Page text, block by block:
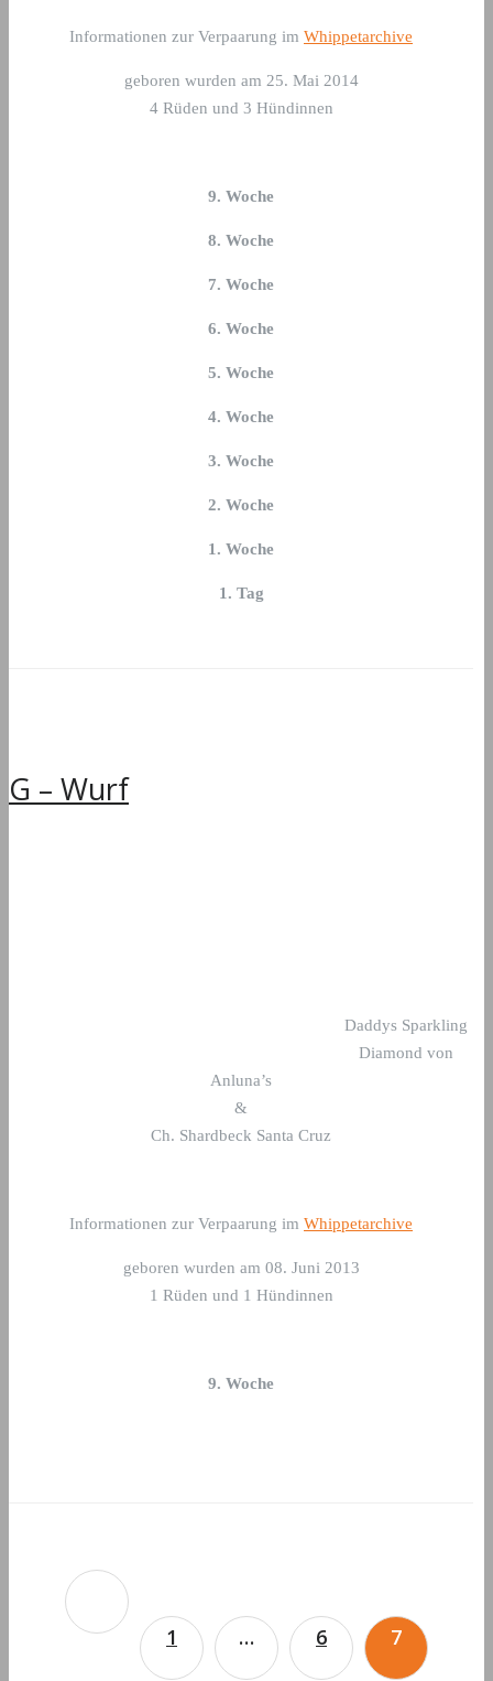
Informationen zur Verpaarung im Whippetarchive
geboren wurden am 25. Mai 2014
4 Rüden und 3 Hündinnen
9. Woche
8. Woche
7. Woche
6. Woche
5. Woche
4. Woche
3. Woche
2. Woche
1. Woche
1. Tag
G – Wurf
Daddys Sparkling
Diamond von
Anluna’s
&
Ch. Shardbeck Santa Cruz
Informationen zur Verpaarung im Whippetarchive
geboren wurden am 08. Juni 2013
1 Rüden und 1 Hündinnen
9. Woche
Seitennummerierung
1 … 6 7